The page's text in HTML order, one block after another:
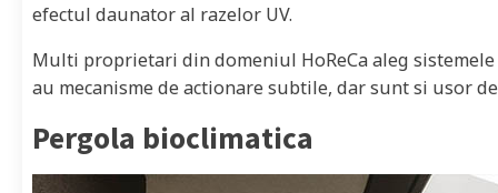
efectul daunator al razelor UV.
Multi proprietari din domeniul HoReCa aleg
au mecanisme de actionare subtile, dar sunt si usor
Pergola bioclimatica